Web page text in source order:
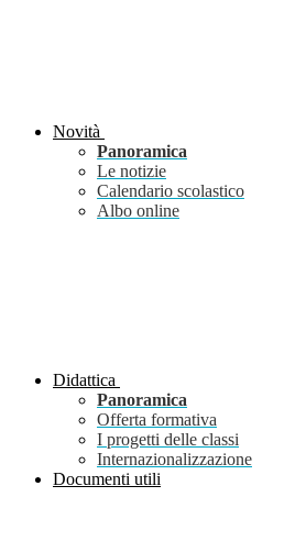
Novità
Panoramica
Le notizie
Calendario scolastico
Albo online
Didattica
Panoramica
Offerta formativa
I progetti delle classi
Internazionalizzazione
Documenti utili